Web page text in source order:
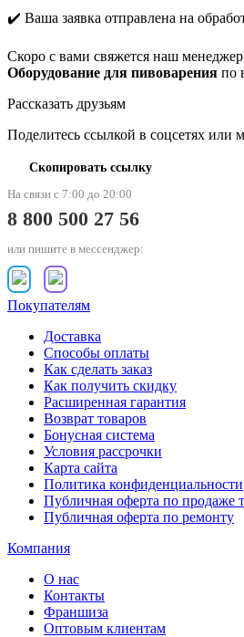
✔️ Ваша заявка отправлена на
Скоро с вами свяжется наш
Оборудование для пивоварения по
Рассказать друзьям
Поделитесь ссылкой в соцсетях или
Скопировать ссылку
На связи с 7:00 до 20:00
8 800 500 27 56
или пишите в мессенджер:
Покупателям
Доставка
Способы оплаты
Как сделать заказ
Как получить скидку
Расширенная гарантия
Возврат товаров
Бонусная система
Условия рассрочки
Карта сайта
Политика конфиденциальности
Публичная оферта по продаже
Публичная оферта по ремонту
Компания
О нас
Контакты
Франшиза
Оптовым клиентам